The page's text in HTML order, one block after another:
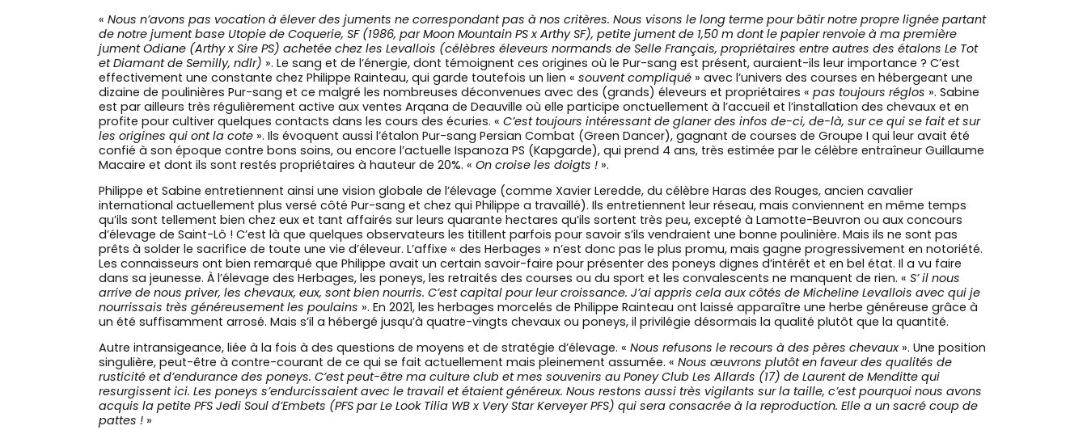
« Nous n’avons pas vocation à élever des juments ne correspondant pas à nos critères. Nous visons le long terme pour bâtir notre propre lignée partant
de notre jument base Utopie de Coquerie, SF (1986, par Moon Mountain PS x Arthy SF), petite jument de 1,50 m dont le papier renvoie à ma première
jument Odiane (Arthy x Sire PS) achetée chez les Levallois (célèbres éleveurs normands de Selle Français, propriétaires entre autres des étalons Le Tot
et Diamant de Semilly, ndlr) ». Le sang et de l’énergie, dont témoignent ces origines où le Pur-sang est présent, auraient-ils leur importance ? C’est
effectivement une constante chez Philippe Rainteau, qui garde toutefois un lien « souvent compliqué » avec l’univers des courses en hébergeant une
dizaine de poulinières Pur-sang et ce malgré les nombreuses déconvenues avec des (grands) éleveurs et propriétaires « pas toujours réglos ». Sabine
est par ailleurs très régulièrement active aux ventes Arqana de Deauville où elle participe onctuellement à l’accueil et l’installation des chevaux et en
profite pour cultiver quelques contacts dans les cours des écuries. « C’est toujours intéressant de glaner des infos de-ci, de-là, sur ce qui se fait et sur
les origines qui ont la cote ». Ils évoquent aussi l’étalon Pur-sang Persian Combat (Green Dancer), gagnant de courses de Groupe I qui leur avait été
confié à son époque contre bons soins, ou encore l’actuelle Ispanoza PS (Kapgarde), qui prend 4 ans, très estimée par le célèbre entraîneur Guillaume
Macaire et dont ils sont restés propriétaires à hauteur de 20%. « On croise les doigts ! ».
Philippe et Sabine entretiennent ainsi une vision globale de l’élevage (comme Xavier Leredde, du célèbre Haras des Rouges, ancien cavalier
international actuellement plus versé côté Pur-sang et chez qui Philippe a travaillé). Ils entretiennent leur réseau, mais conviennent en même temps
qu’ils sont tellement bien chez eux et tant affairés sur leurs quarante hectares qu’ils sortent très peu, excepté à Lamotte-Beuvron ou aux concours
d’élevage de Saint-Lô ! C’est là que quelques observateurs les titillent parfois pour savoir s’ils vendraient une bonne poulinière. Mais ils ne sont pas
prêts à solder le sacrifice de toute une vie d’éleveur. L’affixe « des Herbages » n’est donc pas le plus promu, mais gagne progressivement en notoriété.
Les connaisseurs ont bien remarqué que Philippe avait un certain savoir-faire pour présenter des poneys dignes d’intérêt et en bel état. Il a vu faire
dans sa jeunesse. À l’élevage des Herbages, les poneys, les retraités des courses ou du sport et les convalescents ne manquent de rien. « S’ il nous
arrive de nous priver, les chevaux, eux, sont bien nourris. C’est capital pour leur croissance. J’ai appris cela aux côtés de Micheline Levallois avec qui je
nourrissais très généreusement les poulains ». En 2021, les herbages morcelés de Philippe Rainteau ont laissé apparaître une herbe généreuse grâce à
un été suffisamment arrosé. Mais s’il a hébergé jusqu’à quatre-vingts chevaux ou poneys, il privilégie désormais la qualité plutôt que la quantité.
Autre intransigeance, liée à la fois à des questions de moyens et de stratégie d’élevage. « Nous refusons le recours à des pères chevaux ». Une position
singulière, peut-être à contre-courant de ce qui se fait actuellement mais pleinement assumée. « Nous œuvrons plutôt en faveur des qualités de
rusticité et d’endurance des poneys. C’est peut-être ma culture club et mes souvenirs au Poney Club Les Allards (17) de Laurent de Menditte qui
resurgissent ici. Les poneys s’endurcissaient avec le travail et étaient généreux. Nous restons aussi très vigilants sur la taille, c’est pourquoi nous avons
acquis la petite PFS Jedi Soul d’Embets (PFS par Le Look Tilia WB x Very Star Kerveyer PFS) qui sera consacrée à la reproduction. Elle a un sacré coup de
pattes ! »